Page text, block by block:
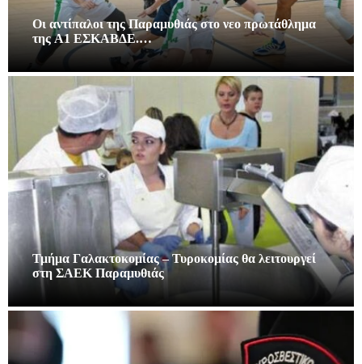
Οι αντίπαλοι της Παραμυθιάς στο νεο πρωτάθλημα
της A1 ΕΣΚΑΒΔΕ.…
Τμήμα Γαλακτοκομίας – Τυροκομίας θα λειτουργεί
στη ΣΑΕΚ Παραμυθιάς